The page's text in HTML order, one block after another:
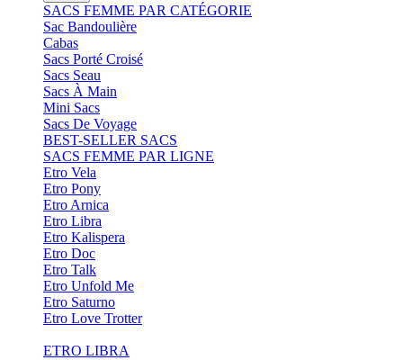
SACS FEMME PAR CATÉGORIE
Sac Bandoulière
Cabas
Sacs Porté Croisé
Sacs Seau
Sacs À Main
Mini Sacs
Sacs De Voyage
BEST-SELLER SACS
SACS FEMME PAR LIGNE
Etro Vela
Etro Pony
Etro Arnica
Etro Libra
Etro Kalispera
Etro Doc
Etro Talk
Etro Unfold Me
Etro Saturno
Etro Love Trotter
ETRO LIBRA